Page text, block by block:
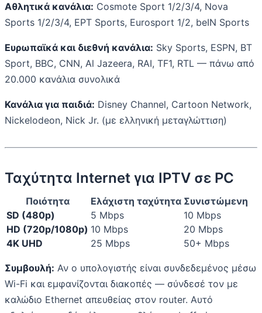
Αθλητικά κανάλια: Cosmote Sport 1/2/3/4, Nova
Sports 1/2/3/4, ΕΡΤ Sports, Eurosport 1/2, beIN Sports
Ευρωπαϊκά και διεθνή κανάλια: Sky Sports, ESPN, BT
Sport, BBC, CNN, Al Jazeera, RAI, TF1, RTL — πάνω από
20.000 κανάλια συνολικά
Κανάλια για παιδιά: Disney Channel, Cartoon Network,
Nickelodeon, Nick Jr. (με ελληνική μεταγλώττιση)
Ταχύτητα Internet για IPTV σε PC
Ποιότητα Ελάχιστη ταχύτητα Συνιστώμενη
SD (480p)
5 Mbps
10 Mbps
HD (720p/1080p) 10 Mbps
20 Mbps
4K UHD
25 Mbps 50+ Mbps
Συμβουλή: Αν ο υπολογιστής είναι συνδεδεμένος μέσω
Wi-Fi και εμφανίζονται διακοπές — σύνδεσέ τον με
καλώδιο Ethernet απευθείας στον router. Αυτό